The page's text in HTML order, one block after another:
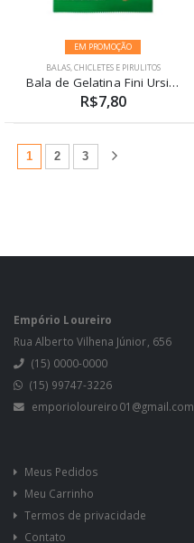
EM PROMOÇÃO
BALAS, CHICLETES E PIRULITOS
Bala de Gelatina Fini Ursinhos 90g
R$7,80
1(atual)
2 3
Empório Loureiro
Rua Alberto Vilhena Júnior, 656
(15) 0000-0000
(15) 99747-3226
emporioloureiro01@gmail.com
Meus Pedidos
Meu Carrinho
Termos de privacidade
Contato